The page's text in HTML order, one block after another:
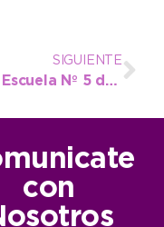
SIGUIENTE
La Escuela Nº 5 de La Dulce visitó al Intendente en su despacho
con